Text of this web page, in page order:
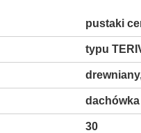
pustaki
typu
dachówka
30